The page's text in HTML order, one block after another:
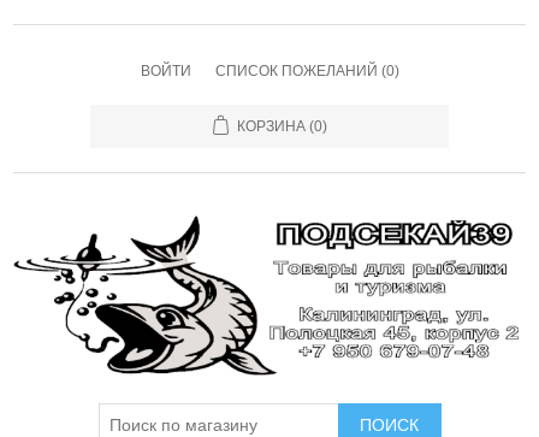
ВОЙТИ СПИСОК ПОЖЕЛАНИЙ (0)
КОРЗИНА (0)
ПОИСК